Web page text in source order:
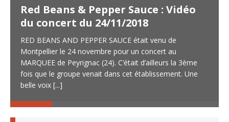
Red Beans & Pepper Sauce : Vidéo
du concert du 24/11/2018
RED BEANS AND PEPPER SAUCE était venu de
Montpellier le 24 novembre pour un concert au
MARQUEE de Peyrignac (24). C’était d’ailleurs la 3ème
fois que le groupe venait dans cet établissement. Une
belle voix [...]